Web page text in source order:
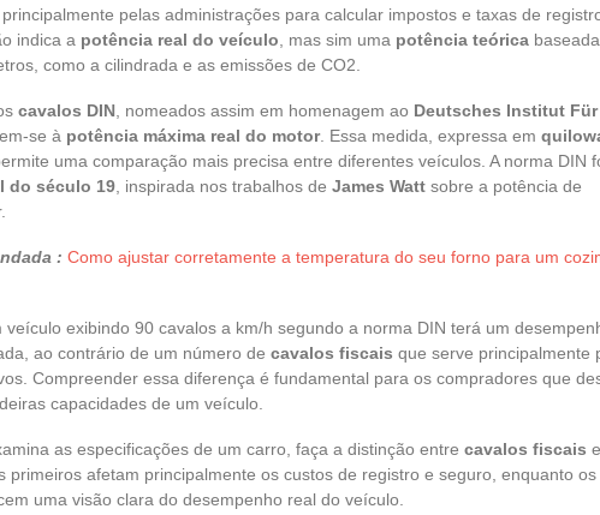
pelas administrações para calcular impostos e taxas de
indica a potência real do veículo , mas sim uma potência teórica
como a cilindrada e as emissões de CO2.
cavalos DIN , nomeados assim em homenagem ao Deutsches Institut Für
se à potência máxima real do motor. Essa medida, expressa em
uma comparação mais precisa entre diferentes veículos. A norma DIN
do século 19 , inspirada nos trabalhos de James Watt sobre a potência de
: Como ajustar corretamente a temperatura do seu forno para um
veículo exibindo 90 cavalos a km/h segundo a norma DIN terá um
ao contrário de um número de cavalos fiscais que serve principalmente
Compreender essa diferença é fundamental para os compradores que
capacidades de um veículo.
as especificações de um carro, faça a distinção entre cavalos fiscais e
primeiros afetam principalmente os custos de registro e seguro, enquanto os
uma visão clara do desempenho real do veículo.